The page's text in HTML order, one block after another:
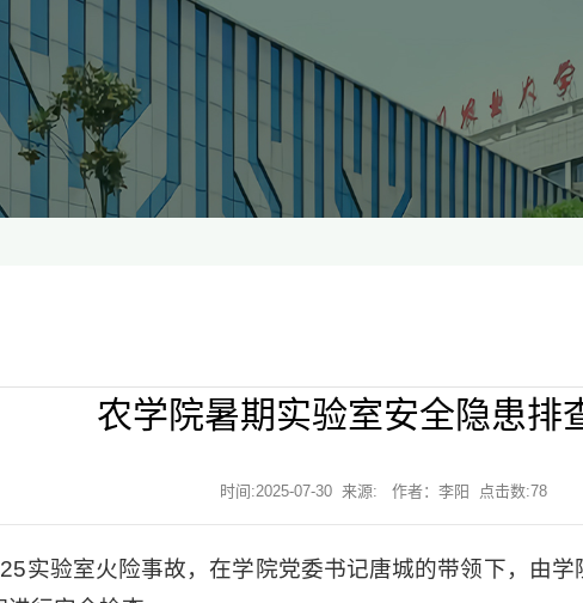
农学院暑期实验室安全隐患排
时间:2025-07-30 来源: 作者：李阳 点击数:78
实验室火险事故，在学院党委书记唐城的带领下，由